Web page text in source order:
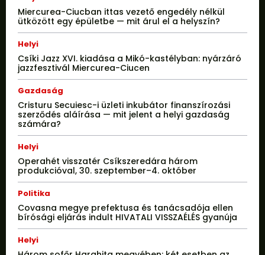
Miercurea-Ciucban ittas vezető engedély nélkül
ütközött egy épületbe — mit árul el a helyszín?
Helyi
Csíki Jazz XVI. kiadása a Mikó-kastélyban: nyárzáró
jazzfesztivál Miercurea-Ciucen
Gazdaság
Cristuru Secuiesc-i üzleti inkubátor finanszírozási
szerződés aláírása — mit jelent a helyi gazdaság
számára?
Helyi
Operahét visszatér Csíkszeredára három
produkcióval, 30. szeptember–4. október
Politika
Covasna megye prefektusa és tanácsadója ellen
bírósági eljárás indult HIVATALI VISSZAÉLÉS gyanúja
Helyi